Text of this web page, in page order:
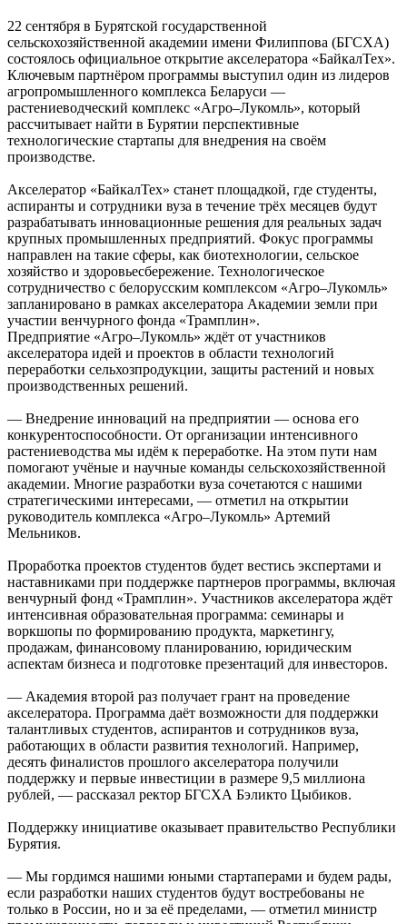
22 сентября в Бурятской государственной
сельскохозяйственной академии имени Филиппова (БГСХА)
состоялось официальное открытие акселератора «БайкалТех».
Ключевым партнёром программы выступил один из лидеров
агропромышленного комплекса Беларуси —
растениеводческий комплекс «Агро–Лукомль», который
рассчитывает найти в Бурятии перспективные
технологические стартапы для внедрения на своём
производстве.
Акселератор «БайкалТех» станет площадкой, где студенты,
аспиранты и сотрудники вуза в течение трёх месяцев будут
разрабатывать инновационные решения для реальных задач
крупных промышленных предприятий. Фокус программы
направлен на такие сферы, как биотехнологии, сельское
хозяйство и здоровьесбережение. Технологическое
сотрудничество с белорусским комплексом «Агро–Лукомль»
запланировано в рамках акселератора Академии земли при
участии венчурного фонда «Трамплин».
Предприятие «Агро–Лукомль» ждёт от участников
акселератора идей и проектов в области технологий
переработки сельхозпродукции, защиты растений и новых
производственных решений.
— Внедрение инноваций на предприятии — основа его
конкурентоспособности. От организации интенсивного
растениеводства мы идём к переработке. На этом пути нам
помогают учёные и научные команды сельскохозяйственной
академии. Многие разработки вуза сочетаются с нашими
стратегическими интересами, — отметил на открытии
руководитель комплекса «Агро–Лукомль» Артемий
Мельников.
Проработка проектов студентов будет вестись экспертами и
наставниками при поддержке партнеров программы, включая
венчурный фонд «Трамплин». Участников акселератора ждёт
интенсивная образовательная программа: семинары и
воркшопы по формированию продукта, маркетингу,
продажам, финансовому планированию, юридическим
аспектам бизнеса и подготовке презентаций для инвесторов.
— Академия второй раз получает грант на проведение
акселератора. Программа даёт возможности для поддержки
талантливых студентов, аспирантов и сотрудников вуза,
работающих в области развития технологий. Например,
десять финалистов прошлого акселератора получили
поддержку и первые инвестиции в размере 9,5 миллиона
рублей, — рассказал ректор БГСХА Бэликто Цыбиков.
Поддержку инициативе оказывает правительство Республики
Бурятия.
— Мы гордимся нашими юными стартаперами и будем рады,
если разработки наших студентов будут востребованы не
только в России, но и за её пределами, — отметил министр